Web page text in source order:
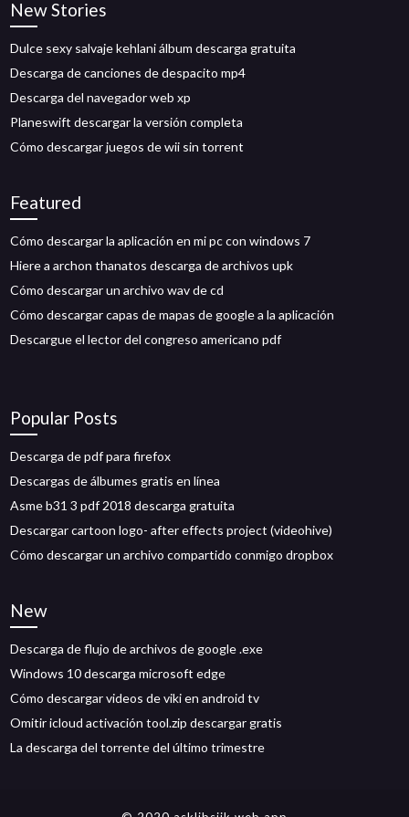
New Stories
Dulce sexy salvaje kehlani álbum descarga gratuita
Descarga de canciones de despacito mp4
Descarga del navegador web xp
Planeswift descargar la versión completa
Cómo descargar juegos de wii sin torrent
Featured
Cómo descargar la aplicación en mi pc con windows 7
Hiere a archon thanatos descarga de archivos upk
Cómo descargar un archivo wav de cd
Cómo descargar capas de mapas de google a la aplicación
Descargue el lector del congreso americano pdf
Popular Posts
Descarga de pdf para firefox
Descargas de álbumes gratis en línea
Asme b31 3 pdf 2018 descarga gratuita
Descargar cartoon logo- after effects project (videohive)
Cómo descargar un archivo compartido conmigo dropbox
New
Descarga de flujo de archivos de google .exe
Windows 10 descarga microsoft edge
Cómo descargar videos de viki en android tv
Omitir icloud activación tool.zip descargar gratis
La descarga del torrente del último trimestre